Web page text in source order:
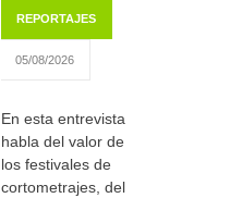
REPORTAJES
05/08/2026
En esta entrevista
habla del valor de
los festivales de
cortometrajes, del